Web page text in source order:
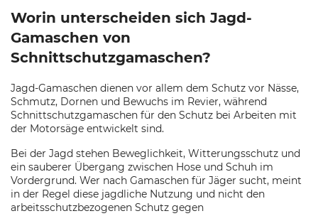
Worin unterscheiden sich Jagd-
Gamaschen von
Schnittschutzgamaschen?
Jagd-Gamaschen dienen vor allem dem Schutz vor Nässe,
Schmutz, Dornen und Bewuchs im Revier, während
Schnittschutzgamaschen für den Schutz bei Arbeiten mit
der Motorsäge entwickelt sind.
Bei der Jagd stehen Beweglichkeit, Witterungsschutz und
ein sauberer Übergang zwischen Hose und Schuh im
Vordergrund. Wer nach Gamaschen für Jäger sucht, meint
in der Regel diese jagdliche Nutzung und nicht den
arbeitsschutzbezogenen Schutz gegen